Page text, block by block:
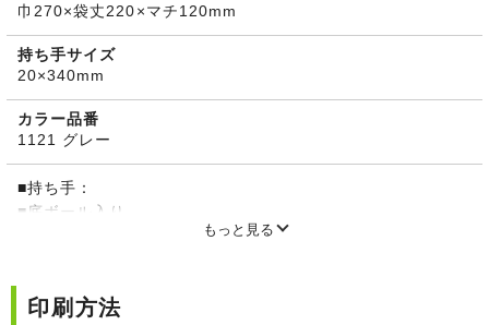
巾270×袋丈220×マチ120mm
持ち手サイズ
20×340mm
カラー品番
1121 グレー
■持ち手：
■底ボール入り
もっと見る
印刷方法